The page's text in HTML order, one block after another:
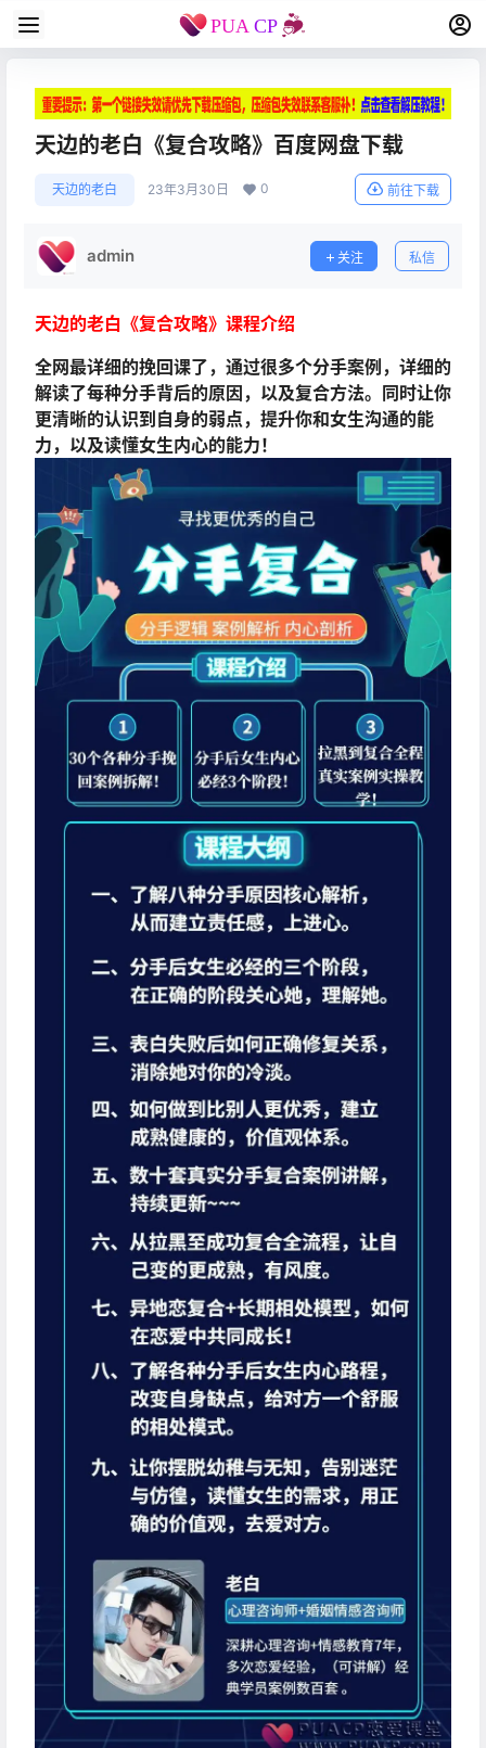
天边的老白《复合攻略》百度网盘下载
天边的老白 23年3月30日 0 前往下载
admin 关注 私信
天边的老白《复合攻略》课程介绍
全网最详细的挽回课了，通过很多个分手案例，详细的
解读了每种分手背后的原因，以及复合方法。同时让你
更清晰的认识到自身的弱点，提升你和女生沟通的能
力，以及读懂女生内心的能力！